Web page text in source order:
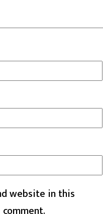
website in this